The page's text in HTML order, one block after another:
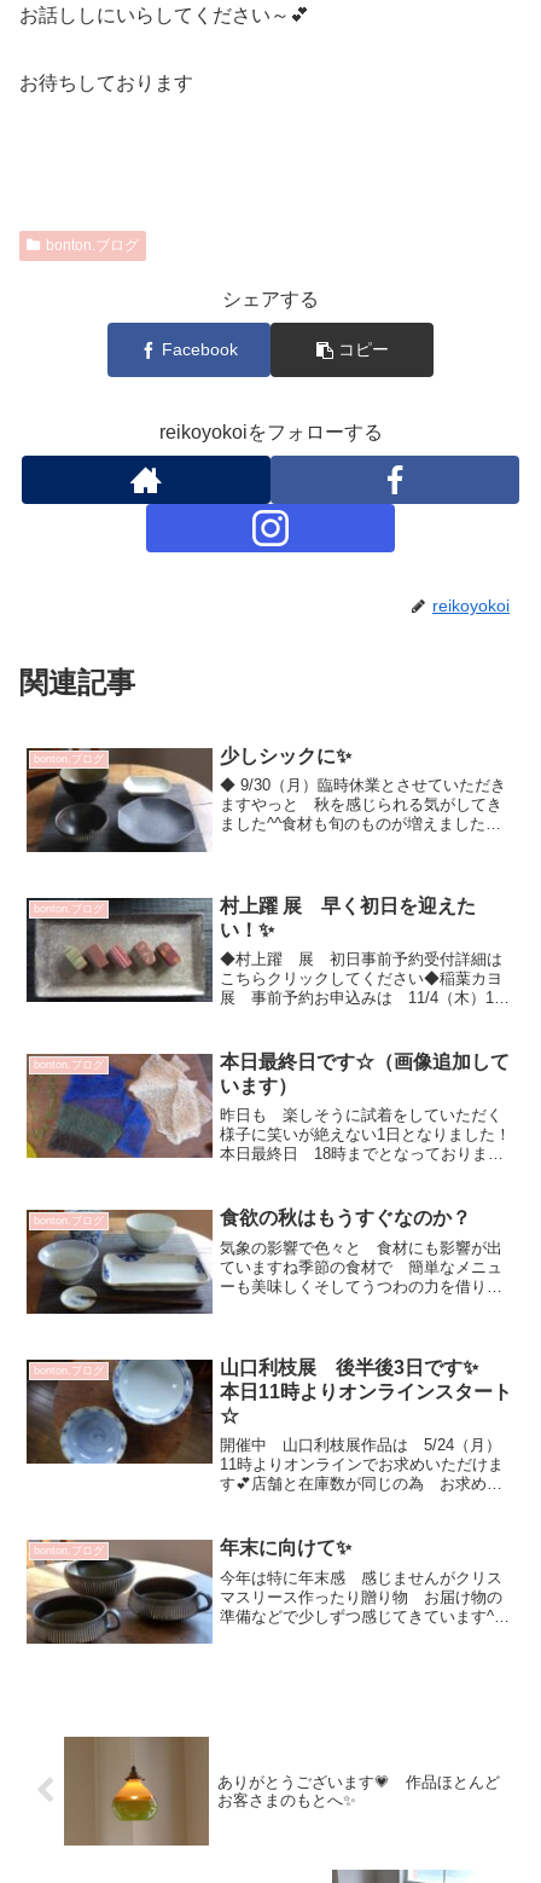
お話ししにいらしてください～💕
お待ちしております
bonton.ブログ
シェアする
Facebook コピー
reikoyokoiをフォローする
reikoyokoi
関連記事
bonton.ブログ 少しシックに✨
◆ 9/30（月）臨時休業とさせていただき
ますやっと 秋を感じられる気がしてき
ました^^食材も旬のものが増えましたね
感じられて和みま...
bonton.ブログ
村上躍 展 早く初日を迎えた
い！✨
◆村上躍 展 初日事前予約受付詳細は
こちらクリックしてください◆稲葉カヨ
展 事前予約お申込みは 11/4（木）11
＊＊＊＊＊＊＊＊＊＊＊＊＊＊村上躍さ
んの作品 箱からち...
bonton.ブログ
本日最終日です☆（画像追加して
います）
昨日も 楽しそうに試着をしていただく
様子に笑いが絶えない1日となりました！
本日最終日 18時までとなっております
状保持シャツ 三色（瑠璃、黒、緑）
27000円形状...
bonton.ブログ 食欲の秋はもうすぐなのか？
気象の影響で色々と 食材にも影響が出
ていますね季節の食材で 簡単なメニュ
ーも美味しくそしてうつわの力を借りる
からいただいたなすびを煮...
bonton.ブログ
山口利枝展 後半後3日です✨
本日11時よりオンラインスタート
☆
開催中 山口利枝展作品は 5/24（月）
11時よりオンラインでお求めいただけま
す💕店舗と在庫数が同じの為 お求め出
OUT表記となっていますがクリックして
中をご覧いただけ...
bonton.ブログ 年末に向けて✨
今年は特に年末感 感じませんがクリス
マスリース作ったり贈り物 お届け物の
準備などで少しずつ感じてきています^^
ありがとうございます💗 作品ほとんど
お客さまのもとへ✨